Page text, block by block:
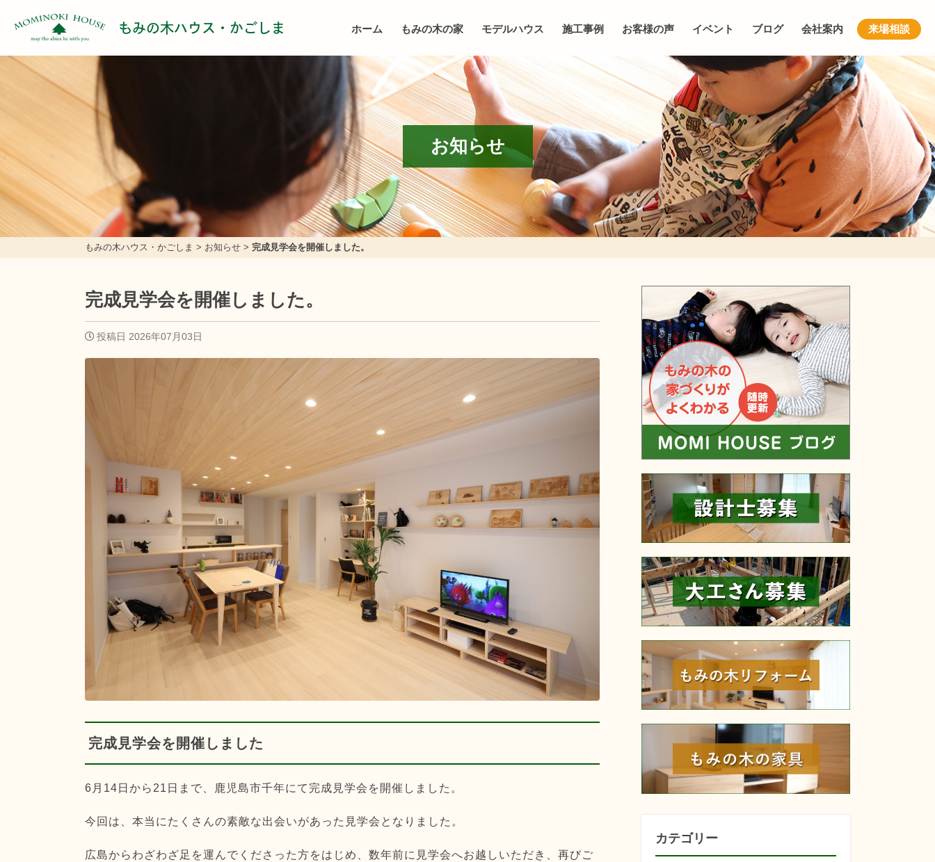
もみの木ハウス・かごしま ホーム もみの木の家 モデルハウス 施工事例 お客様の声 イベント ブログ 会社案内 来場相談
お知らせ
もみの木ハウス・かごしま > お知らせ > 完成見学会を開催しました。
完成見学会を開催しました。
投稿日 2026年07月03日
完成見学会を開催しました
6月14日から21日まで、鹿児島市千年にて完成見学会を開催しました。
今回は、本当にたくさんの素敵な出会いがあった見学会となりました。
広島からわざわざ足を運んでくださった方をはじめ、数年前に見学会へお越しいただき、再びご
カテゴリー